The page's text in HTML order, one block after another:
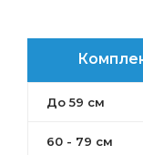
Панда
Эмма
Комплекты
До 59 см
60 - 79 см